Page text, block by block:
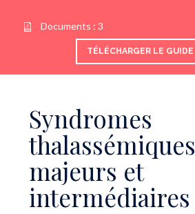
Documents : 3
TÉLÉCHARGER LE GUIDE
Syndromes
thalassémiques
majeurs et
intermédiaires